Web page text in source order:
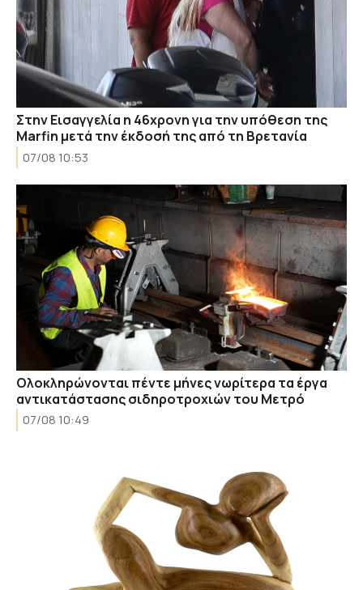
Στην Εισαγγελία η 46χρονη για την υπόθεση της
Marfin μετά την έκδοσή της από τη Βρετανία
07/08 10:53
Ολοκληρώνονται πέντε μήνες νωρίτερα τα έργα
αντικατάστασης σιδηροτροχιών του Mετρό
07/08 10:49